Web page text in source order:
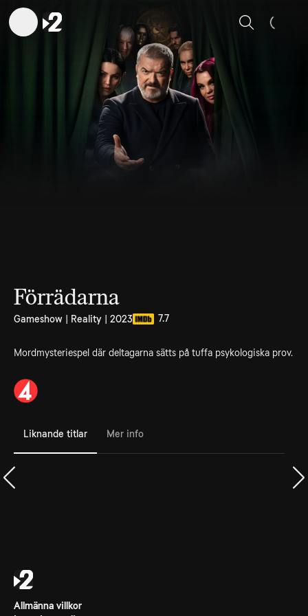
Sök
Förrädarna
Gameshow | Reality | 2023 7.7
Mordmysteriespel där deltagarna sätts på tuffa psykologiska prov.
Liknande titlar Mer info
Allmänna villkor